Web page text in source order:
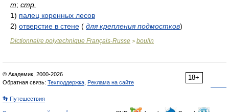
m; стр.
1) палец коренных лесов
2) отверстие в стене ( для крепления подмостков)
Dictionnaire polytechnique Français-Russe > boulin
18+
© Академик, 2000-2026
Обратная связь: Техподдержка Реклама на сайте
👣 Путешествия